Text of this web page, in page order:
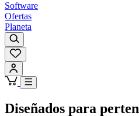
Software
Ofertas
Planeta
Diseñados para